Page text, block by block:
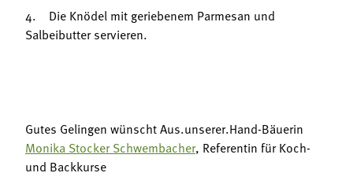
4. Die Knödel mit geriebenem Parmesan und
Salbeibutter servieren.
Gutes Gelingen wünschtAus.unserer.Hand-Bäuerin
Monika Stocker Schwembacher, Referentin für Koch-
und Backkurse